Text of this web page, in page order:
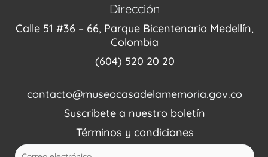
Dirección
Calle 51 #36 – 66, Parque Bicentenario Medellín,
Colombia
(604) 520 20 20
contacto@museocasadelamemoria.gov.co
Suscríbete a nuestro boletín
Términos y condiciones